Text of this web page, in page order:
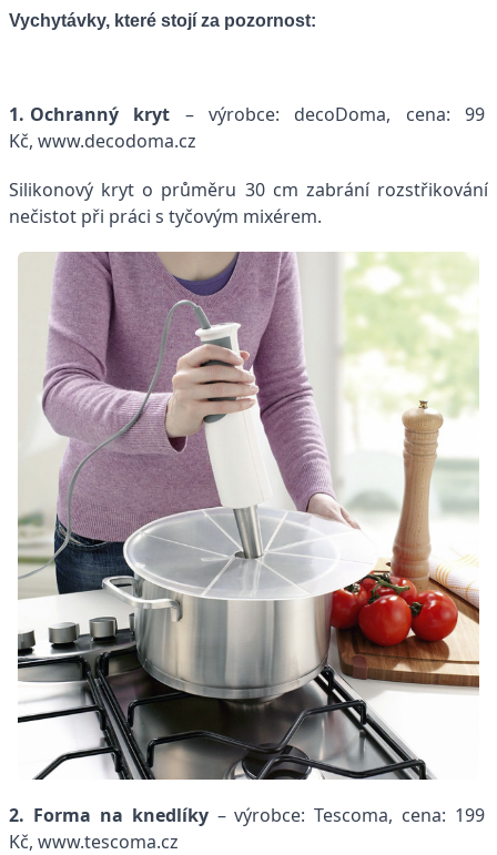
Vychytávky, které stojí za pozornost:
1. Ochranný kryt – výrobce: decoDoma, cena: 99
Kč, www.decodoma.cz
Silikonový kryt o průměru 30 cm zabrání rozstřikování
nečistot při práci s tyčovým mixérem.
2. Forma na knedlíky– výrobce: Tescoma, cena: 199
Kč, www.tescoma.cz